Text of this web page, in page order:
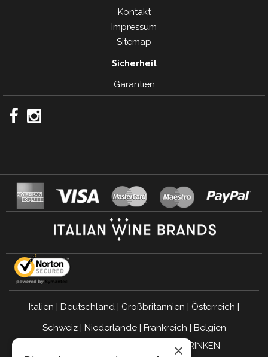
Kontakt
Impressum
Sitemap
Sicherheit
Garantien
Italien | Deutschland | Großbritannien | Österreich |
Schweiz| Niederlande| Frankreich | Belgien
VERANTWORTUNGSBEWUSST TRINKEN
×